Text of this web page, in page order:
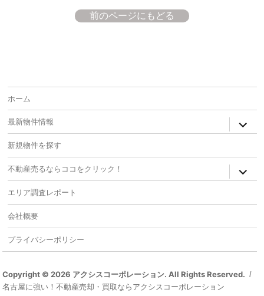
前のページにもどる
ホーム
最新物件情報
child
新規物件を探す
不動産売るならココをクリック！
child
エリア調査レポート
会社概要
プライバシーポリシー
Copyright © 2026 アクシスコーポレーション. All Rights Reserved.
名古屋に強い！不動産売却・買取ならアクシスコーポレーション